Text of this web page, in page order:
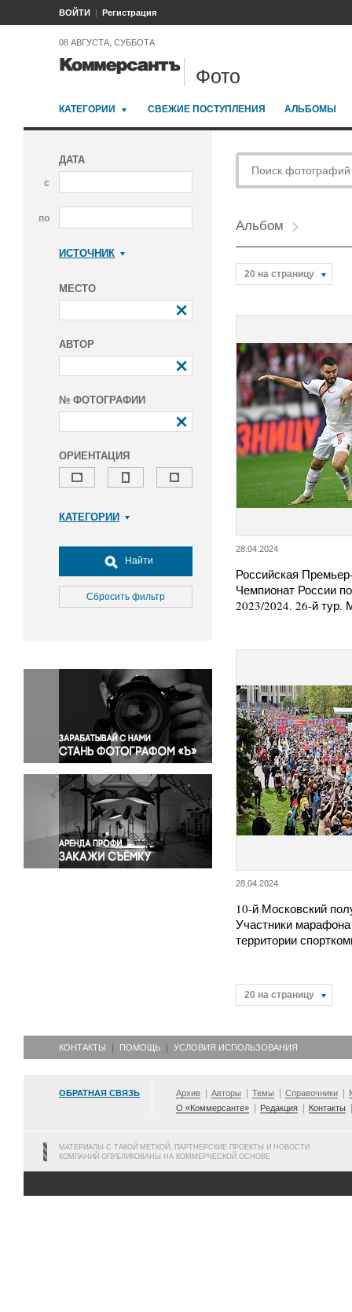
ВОЙТИ Регистрация
08 АВГУСТА, СУББОТА
Фото
КАТЕГОРИИ СВЕЖИЕ ПОСТУПЛЕНИЯ АЛЬБОМЫ
ДАТА
с
по
ИСТОЧНИК
МЕСТО
АВТОР
№ ФОТОГРАФИИ
ОРИЕНТАЦИЯ
КАТЕГОРИИ
Досуг, туризм и отдых
Культура
Медицина
Окружающая среда
Политика
Правосудие
Происшествия и конфликты
Религия
Светская жизнь
Спорт
Экология
Экономика и бизнес
Найти
Сбросить фильтр
Альбом
20 на страницу
28.04.2024
Российская
Чемпионат России
2023/2024. 26-й
28.04.2024
10-й Московский
Участники
территории
20 на страницу
КОНТАКТЫ ПОМОЩЬ УСЛОВИЯ ИСПОЛЬЗОВАНИЯ
ОБРАТНАЯ СВЯЗЬ Архив Авторы Темы Справочники
О «Коммерсанте»
Редакция Контакты
МАТЕРИАЛЫ С ТАКОЙ МЕТКОЙ, ПАРТНЕРСКИЕ ПРОЕКТЫ И НОВОСТИ
КОМПАНИЙ ОПУБЛИКОВАНЫ НА КОММЕРЧЕСКОЙ ОСНОВЕ